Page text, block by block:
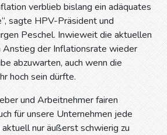
verblieb bislang ein adäquates
sagte HPV-Präsident und
Peschel. Inwieweit die aktuellen
Anstieg der Inflationsrate wieder
abzuwarten, auch wenn die
hoch sein dürfte.
und Arbeitnehmer fairen
für unsere Unternehmen jede
nur äußerst schwierig zu